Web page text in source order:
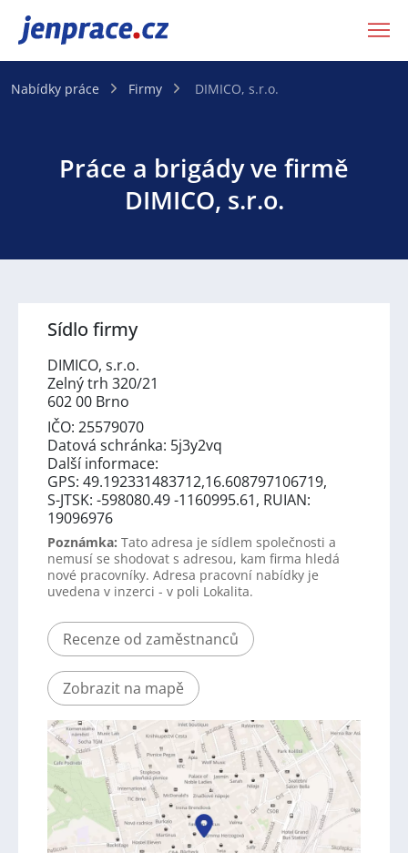
JenPráce.cz
Nabídky práce Firmy DIMICO, s.r.o.
Práce a brigády ve firmě
DIMICO, s.r.o.
Sídlo firmy
DIMICO, s.r.o.
Zelný trh 320/21
602 00 Brno
IČO: 25579070
Datová schránka: 5j3y2vq
Další informace:
GPS: 49.192331483712,16.608797106719,
S-JTSK: -598080.49 -1160995.61, RUIAN:
19096976
Poznámka: Tato adresa je sídlem společnosti a
nemusí se shodovat s adresou, kam firma hledá
nové pracovníky. Adresa pracovní nabídky je
uvedena v inzerci - v poli Lokalita.
Recenze od zaměstnanců
Zobrazit na mapě